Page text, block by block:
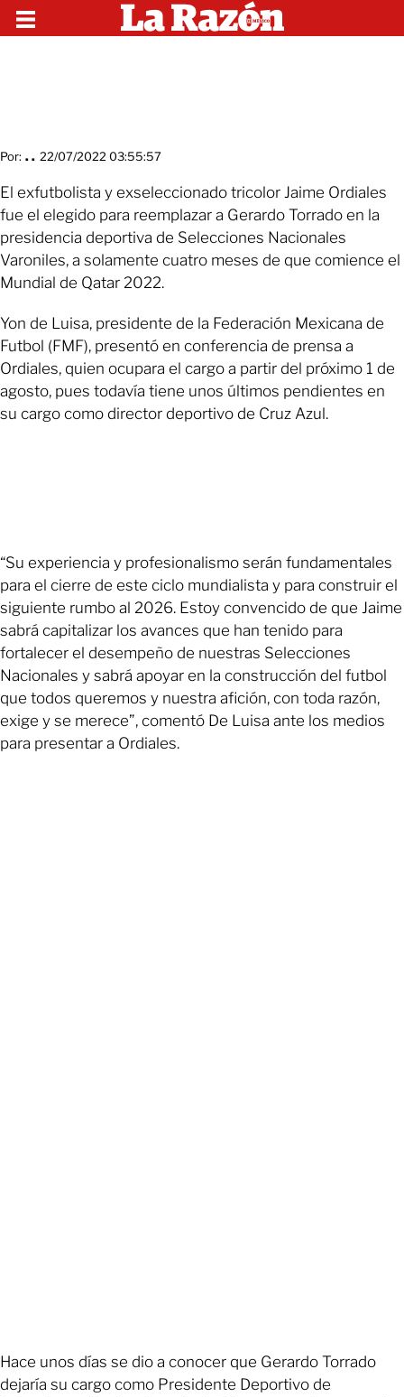
Por: . . 22/07/2022 03:55:57
El exfutbolista y exseleccionado tricolor Jaime Ordiales
fue el elegido para reemplazar a Gerardo Torrado en la
presidencia deportiva de Selecciones Nacionales
Varoniles, a solamente cuatro meses de que comience el
Mundial de Qatar 2022.
Yon de Luisa, presidente de la Federación Mexicana de
Futbol (FMF), presentó en conferencia de prensa a
Ordiales, quien ocupara el cargo a partir del próximo 1 de
agosto, pues todavía tiene unos últimos pendientes en
su cargo como director deportivo de Cruz Azul.
“Su experiencia y profesionalismo serán fundamentales
para el cierre de este ciclo mundialista y para construir el
siguiente rumbo al 2026. Estoy convencido de que Jaime
sabrá capitalizar los avances que han tenido para
fortalecer el desempeño de nuestras Selecciones
Nacionales y sabrá apoyar en la construcción del futbol
que todos queremos y nuestra afición, con toda razón,
exige y se merece”, comentó De Luisa ante los medios
para presentar a Ordiales.
Hace unos días se dio a conocer que Gerardo Torrado
dejaría su cargo como Presidente Deportivo de